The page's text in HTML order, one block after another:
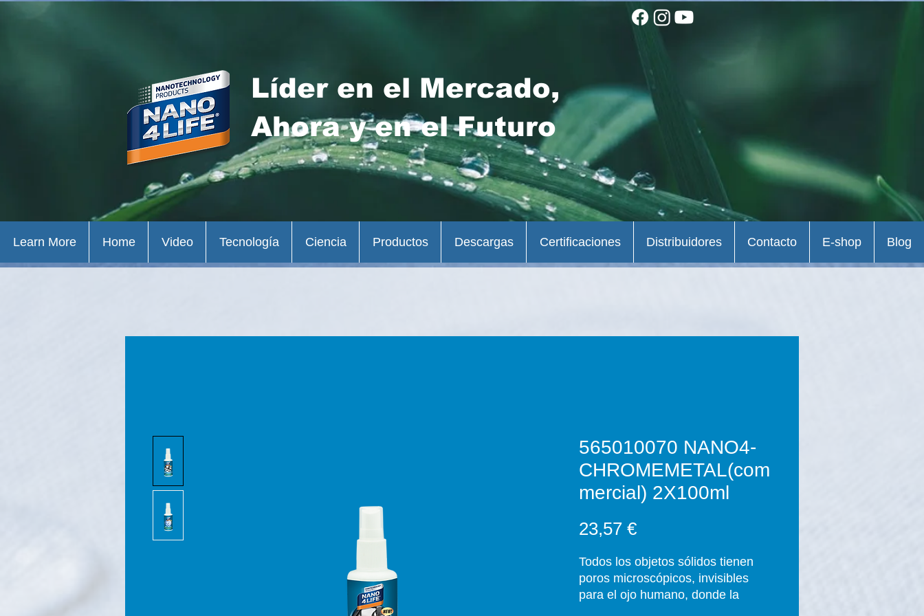
Líder en el Mercado,
Ahora y en el Futuro
565010070 NANO4-
CHROMEMETAL(com
mercial) 2X100ml
23,57 €Precio
Todos los objetos sólidos tienen
poros microscópicos, invisibles
para el ojo humano, donde la
Learn More Home Video Tecnología Ciencia Productos Descargas Certificaciones Distribuidores Contacto E-shop Blog